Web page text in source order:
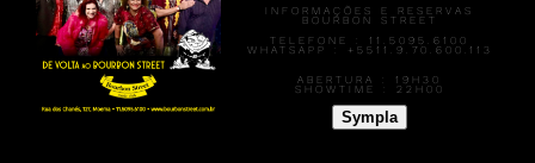
INFORMAÇÕES E RESERVAS
BOURBON STREET
TELEFONE : 11.5095.6100
WHATSAPP : +5511.9.70.600.113
ABERTURA :
19H30
SHOWTIME :
22H00
Sympla